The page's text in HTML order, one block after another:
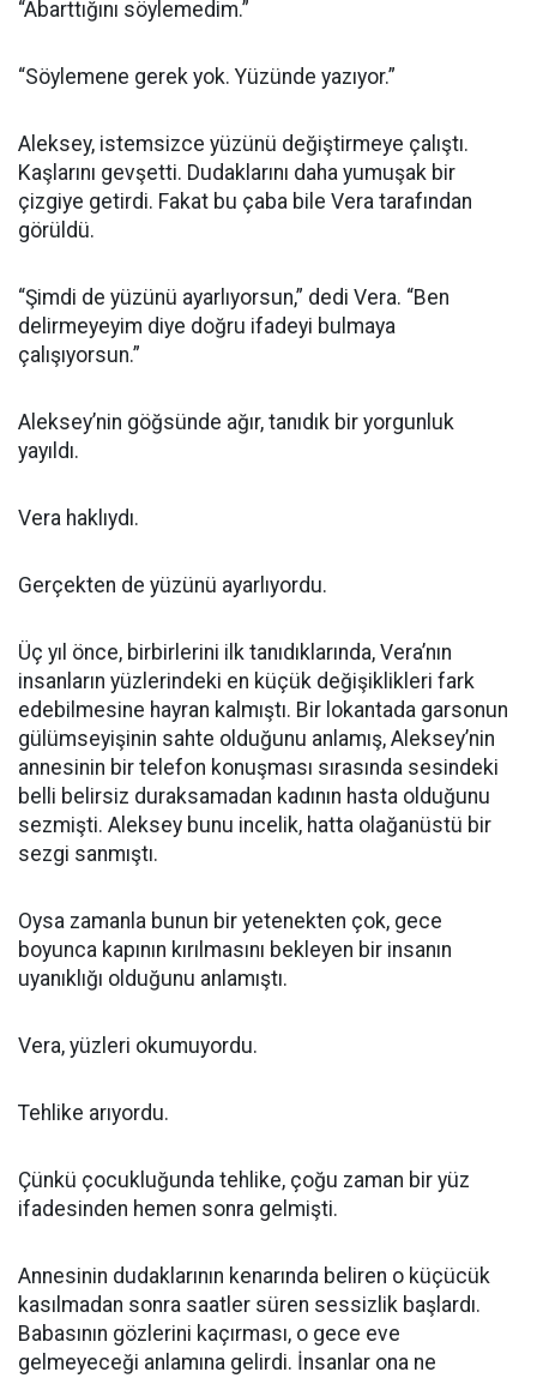
“Abarttığını söylemedim.”
“Söylemene gerek yok. Yüzünde yazıyor.”
Aleksey, istemsizce yüzünü değiştirmeye çalıştı.
Kaşlarını gevşetti. Dudaklarını daha yumuşak bir
çizgiye getirdi. Fakat bu çaba bile Vera tarafından
görüldü.
“Şimdi de yüzünü ayarlıyorsun,” dedi Vera. “Ben
delirmeyeyim diye doğru ifadeyi bulmaya
çalışıyorsun.”
Aleksey’nin göğsünde ağır, tanıdık bir yorgunluk
yayıldı.
Vera haklıydı.
Gerçekten de yüzünü ayarlıyordu.
Üç yıl önce, birbirlerini ilk tanıdıklarında, Vera’nın
insanların yüzlerindeki en küçük değişiklikleri fark
edebilmesine hayran kalmıştı. Bir lokantada garsonun
gülümseyişinin sahte olduğunu anlamış, Aleksey’nin
annesinin bir telefon konuşması sırasında sesindeki
belli belirsiz duraksamadan kadının hasta olduğunu
sezmişti. Aleksey bunu incelik, hatta olağanüstü bir
sezgi sanmıştı.
Oysa zamanla bunun bir yetenekten çok, gece
boyunca kapının kırılmasını bekleyen bir insanın
uyanıklığı olduğunu anlamıştı.
Vera, yüzleri okumuyordu.
Tehlike arıyordu.
Çünkü çocukluğunda tehlike, çoğu zaman bir yüz
ifadesinden hemen sonra gelmişti.
Annesinin dudaklarının kenarında beliren o küçücük
kasılmadan sonra saatler süren sessizlik başlardı.
Babasının gözlerini kaçırması, o gece eve
gelmeyeceği anlamına gelirdi. İnsanlar ona ne